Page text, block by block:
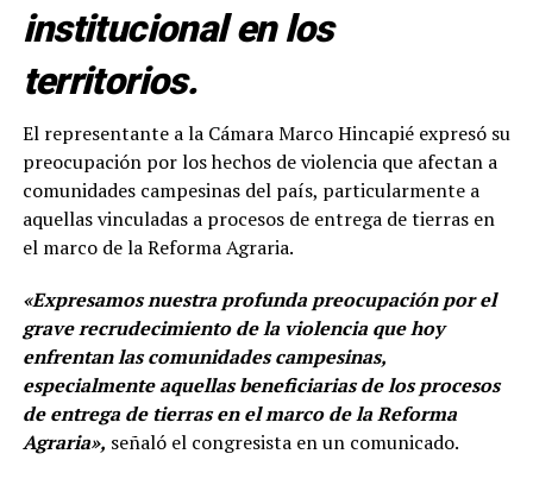
institucional en los
territorios.
El representante a la Cámara Marco Hincapié expresó su
preocupación por los hechos de violencia que afectan a
comunidades campesinas del país, particularmente a
aquellas vinculadas a procesos de entrega de tierras en
el marco de la Reforma Agraria.
«Expresamos nuestra profunda preocupación por el
grave recrudecimiento de la violencia que hoy
enfrentan las comunidades campesinas,
especialmente aquellas beneficiarias de los procesos
de entrega de tierras en el marco de la Reforma
Agraria», señaló el congresista en un comunicado.